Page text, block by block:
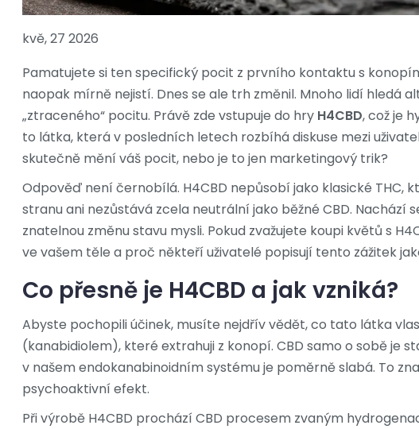
kvě, 27 2026
Pamatujete si ten specifický pocit z prvního kontaktu s
naopak mírně nejistí. Dnes se ale trh změnil. Mnoho lidí hledá
„ztraceného“ pocitu. Právě zde vstupuje do hry H4CBD, což je
to látka, která v posledních letech rozbíhá diskuse mezi
skutečně mění váš pocit, nebo je to jen marketingový trik?
Odpověď není černobílá. H4CBD nepůsobí jako klasické THC,
stranu ani nezůstává zcela neutrální jako běžné CBD. Nachází
znatelnou změnu stavu mysli. Pokud zvažujete koupi květů s
ve vašem těle a proč někteří uživatelé popisují tento zážitek
Co přesně je H4CBD a jak vzniká?
Abyste pochopili účinek, musíte nejdřív vědět, co tato látka
(kanabidiolem), které extrahuji z konopí. CBD samo o sobě je
v našem endokanabinoidním systému je poměrně slabá. To
psychoaktivní efekt.
Při výrobě H4CBD prochází CBD procesem zvaným